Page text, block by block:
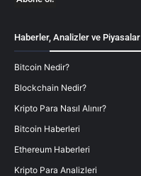
Haberler, Analizler ve Piyasalar
Bitcoin Nedir?
Blockchain Nedir?
Kripto Para Nasıl Alınır?
Bitcoin Haberleri
Ethereum Haberleri
Kripto Para Analizleri